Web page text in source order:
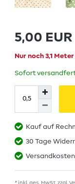
5,00 EUR
Nur noch 3,1
Sofort
Kauf auf
30 Tage
* inkl. ges. MwSt. zzgl.